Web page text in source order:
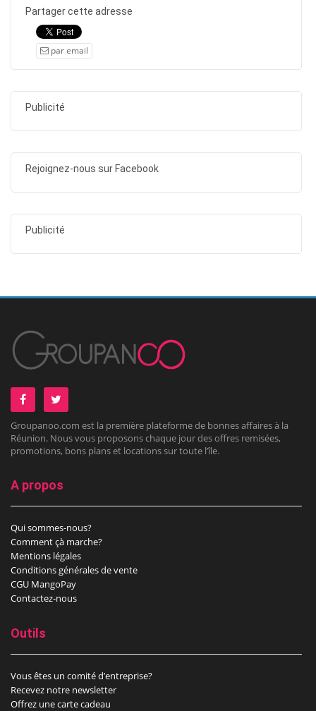
Partager cette adresse
par email
Publicité
Rejoignez-nous sur Facebook
Publicité
Groupanoo.com est la première plateforme de bonnes affaires à la
Réunion. Nous vous proposons chaque jour des offres remisées,
promotions, bons plans et locations sur toute l’île.
A propos
Qui sommes-nous?
Comment çà marche?
Mentions légales
Conditions générales de vente
CGU MangoPay
Contactez-nous
Outils
Vous êtes un comité d’entreprise?
Recevez notre newsletter
Offrez une carte cadeau